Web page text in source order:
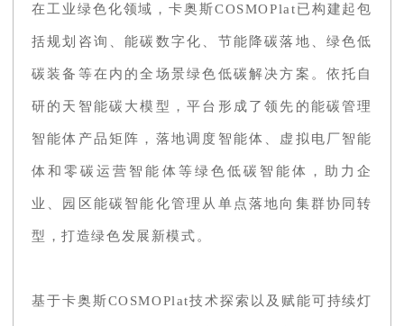
在工业绿色化领域，卡奥斯COSMOPlat已构建起包
括规划咨询、能碳数字化、节能降碳落地、绿色低
碳装备等在内的全场景绿色低碳解决方案。依托自
研的天智能碳大模型，平台形成了领先的能碳管理
智能体产品矩阵，落地调度智能体、虚拟电厂智能
体和零碳运营智能体等绿色低碳智能体，助力企
业、园区能碳智能化管理从单点落地向集群协同转
型，打造绿色发展新模式。
基于卡奥斯COSMOPlat技术探索以及赋能可持续灯